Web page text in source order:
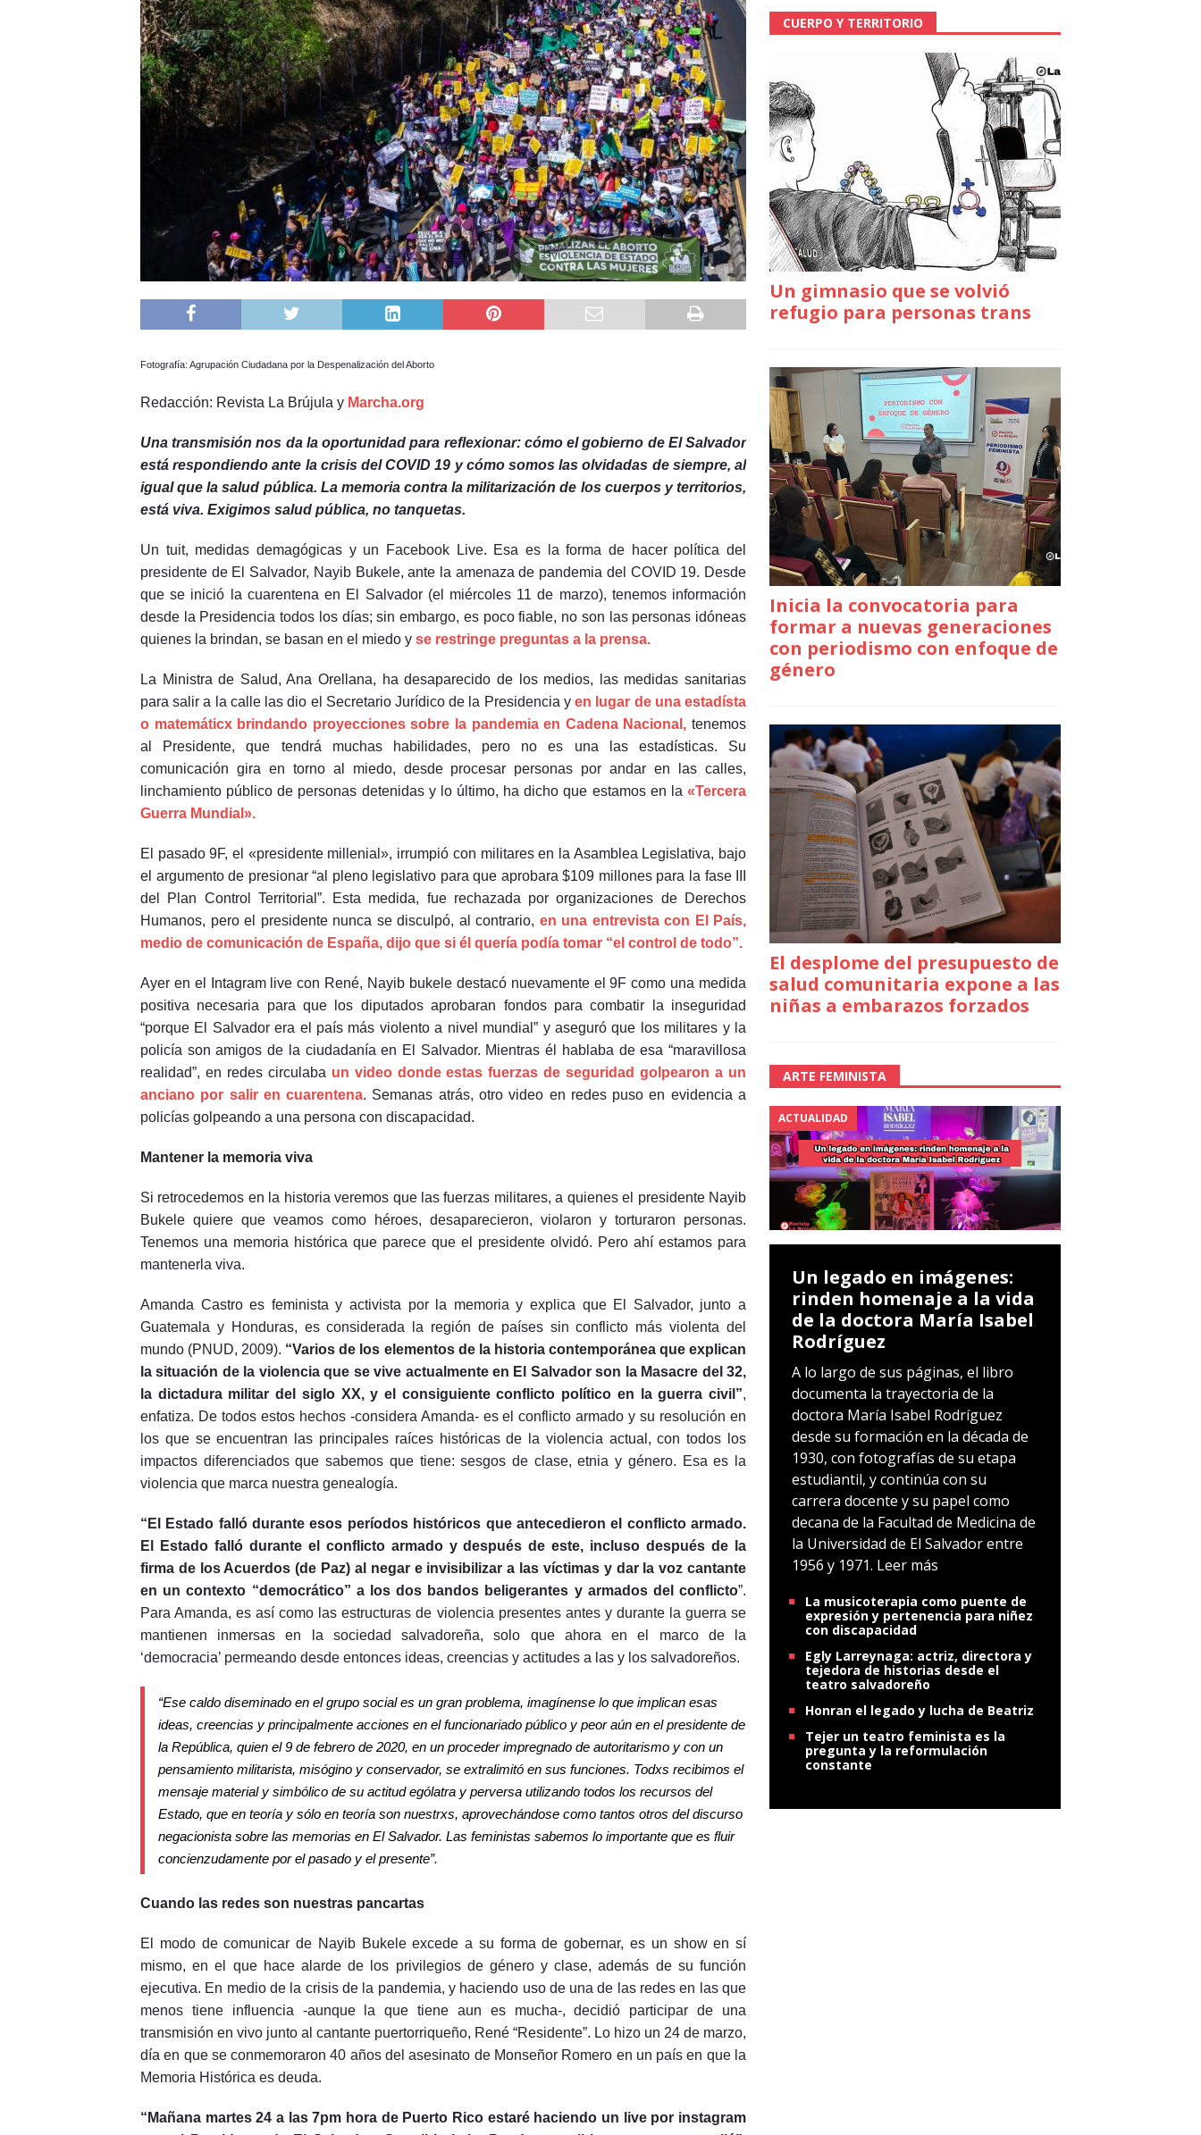
Fotografía: Agrupación Ciudadana por la Despenalización del Aborto
Redacción: Revista La Brújula y Marcha.org
Una transmisión nos da la oportunidad para reflexionar: cómo el gobierno de El Salvador
está respondiendo ante la crisis del COVID 19 y cómo somos las olvidadas de siempre, al
igual que la salud pública. La memoria contra la militarización de los cuerpos y territorios,
está viva. Exigimos salud pública, no tanquetas.
Un tuit, medidas demagógicas y un Facebook Live. Esa es la forma de hacer política del
presidente de El Salvador, Nayib Bukele, ante la amenaza de pandemia del COVID 19. Desde
que se inició la cuarentena en El Salvador (el miércoles 11 de marzo), tenemos información
desde la Presidencia todos los días; sin embargo, es poco fiable, no son las personas idóneas
quienes la brindan, se basan en el miedo y se restringe preguntas a la prensa.
La Ministra de Salud, Ana Orellana, ha desaparecido de los medios, las medidas sanitarias
para salir a la calle las dio el Secretario Jurídico de la Presidencia yen lugar de una estadísta
o matemáticx brindando proyecciones sobre la pandemia en Cadena Nacional, tenemos
al Presidente, que tendrá muchas habilidades, pero no es una las estadísticas. Su
comunicación gira en torno al miedo, desde procesar personas por andar en las calles,
linchamiento público de personas detenidas y lo último, ha dicho que estamos en la«Tercera
Guerra Mundial».
El pasado 9F, el «presidente millenial», irrumpió con militares en la Asamblea Legislativa, bajo
el argumento de presionar “al pleno legislativo para que aprobara $109 millones para la fase III
del Plan Control Territorial”. Esta medida, fue rechazada por organizaciones de Derechos
Humanos, pero el presidente nunca se disculpó, al contrario, en una entrevista con El País,
medio de comunicación de España, dijo que si él quería podía tomar “el control de todo”.
Ayer en el Intagram live con René, Nayib bukele destacó nuevamente el 9F como una medida
positiva necesaria para que los diputados aprobaran fondos para combatir la inseguridad
“porque El Salvador era el país más violento a nivel mundial” y aseguró que los militares y la
policía son amigos de la ciudadanía en El Salvador. Mientras él hablaba de esa “maravillosa
realidad”, en redes circulaba un video donde estas fuerzas de seguridad golpearon a un
anciano por salir en cuarentena. Semanas atrás, otro video en redes puso en evidencia a
policías golpeando a una persona con discapacidad.
Mantener la memoria viva
Si retrocedemos en la historia veremos que las fuerzas militares, a quienes el presidente Nayib
Bukele quiere que veamos como héroes, desaparecieron, violaron y torturaron personas.
Tenemos una memoria histórica que parece que el presidente olvidó. Pero ahí estamos para
mantenerla viva.
Amanda Castro es feminista y activista por la memoria y explica que El Salvador, junto a
Guatemala y Honduras, es considerada la región de países sin conflicto más violenta del
mundo (PNUD, 2009). “Varios de los elementos de la historia contemporánea que explican
la situación de la violencia que se vive actualmente en El Salvador son la Masacre del 32,
la dictadura militar del siglo XX, y el consiguiente conflicto político en la guerra civil”,
enfatiza. De todos estos hechos -considera Amanda- es el conflicto armado y su resolución en
los que se encuentran las principales raíces históricas de la violencia actual, con todos los
impactos diferenciados que sabemos que tiene: sesgos de clase, etnia y género. Esa es la
violencia que marca nuestra genealogía.
“El Estado falló durante esos períodos históricos que antecedieron el conflicto armado.
El Estado falló durante el conflicto armado y después de este, incluso después de la
firma de los Acuerdos (de Paz) al negar e invisibilizar a las víctimas y dar la voz cantante
en un contexto “democrático” a los dos bandos beligerantes y armados del conflicto”.
Para Amanda, es así como las estructuras de violencia presentes antes y durante la guerra se
mantienen inmersas en la sociedad salvadoreña, solo que ahora en el marco de la
‘democracia’ permeando desde entonces ideas, creencias y actitudes a las y los salvadoreños.
“Ese caldo diseminado en el grupo social es un gran problema, imagínense lo que implican esas
ideas, creencias y principalmente acciones en el funcionariado público y peor aún en el presidente de
la República, quien el 9 de febrero de 2020, en un proceder impregnado de autoritarismo y con un
pensamiento militarista, misógino y conservador, se extralimitó en sus funciones. Todxs recibimos el
mensaje material y simbólico de su actitud ególatra y perversa utilizando todos los recursos del
Estado, que en teoría y sólo en teoría son nuestrxs, aprovechándose como tantos otros del discurso
negacionista sobre las memorias en El Salvador. Las feministas sabemos lo importante que es fluir
concienzudamente por el pasado y el presente”.
Cuando las redes son nuestras pancartas
El modo de comunicar de Nayib Bukele excede a su forma de gobernar, es un show en sí
mismo, en el que hace alarde de los privilegios de género y clase, además de su función
ejecutiva. En medio de la crisis de la pandemia, y haciendo uso de una de las redes en las que
menos tiene influencia -aunque la que tiene aun es mucha-, decidió participar de una
transmisión en vivo junto al cantante puertorriqueño, René “Residente”. Lo hizo un 24 de marzo,
día en que se conmemoraron 40 años del asesinato de Monseñor Romero en un país en que la
Memoria Histórica es deuda.
“Mañana martes 24 a las 7pm hora de Puerto Rico estaré haciendo un live por instagram
CUERPO Y TERRITORIO
Un gimnasio que se volvió
refugio para personas trans
Inicia la convocatoria para
formar a nuevas generaciones
con periodismo con enfoque de
género
El desplome del presupuesto de
salud comunitaria expone a las
niñas a embarazos forzados
ARTE FEMINISTA
ACTUALIDAD
Un legado en imágenes:
rinden homenaje a la vida
de la doctora María Isabel
Rodríguez
A lo largo de sus páginas, el libro
documenta la trayectoria de la
doctora María Isabel Rodríguez
desde su formación en la década de
1930, con fotografías de su etapa
estudiantil, y continúa con su
carrera docente y su papel como
decana de la Facultad de Medicina de
la Universidad de El Salvador entre
1956 y 1971. Leer más
La musicoterapia como puente de
expresión y pertenencia para niñez
con discapacidad
Egly Larreynaga: actriz, directora y
tejedora de historias desde el
teatro salvadoreño
Honran el legado y lucha de Beatriz
Tejer un teatro feminista es la
pregunta y la reformulación
constante